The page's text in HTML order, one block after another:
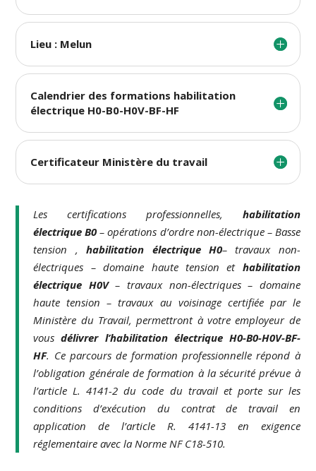
Lieu : Melun
Calendrier des formations habilitation
électrique H0-B0-H0V-BF-HF
Certificateur Ministère du travail
Les certifications professionnelles, habilitation
électrique B0 – opérations d’ordre non-électrique – Basse
tension ,habilitation électrique H0– travaux non-
électriques – domaine haute tension et habilitation
électrique H0V– travaux non-électriques – domaine
haute tension – travaux au voisinage certifiée par le
Ministère du Travail, permettront à votre employeur de
vousdélivrer l’habilitation électrique H0-B0-H0V-BF-
HF. Ce parcours de formation professionnelle répond à
l’obligation générale de formation à la sécurité prévue à
l’article L. 4141-2 du code du travail et porte sur les
conditions d’exécution du contrat de travail en
application de l’article R. 4141-13 en exigence
réglementaire avec la Norme NF C18-510.